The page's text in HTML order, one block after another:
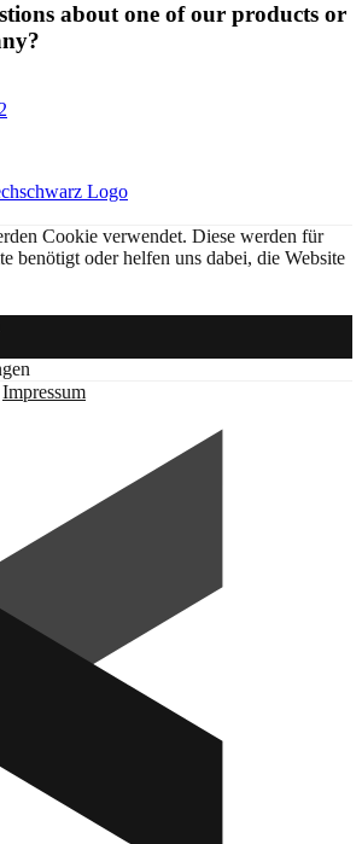
about one of our products or
Cookie verwendet. Diese werden für
benötigt oder helfen uns dabei, die Website
Impressum